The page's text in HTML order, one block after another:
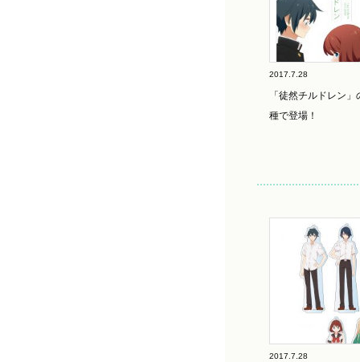
2017.7.28
「徒然チルドレン
種で登場！
2017.7.28